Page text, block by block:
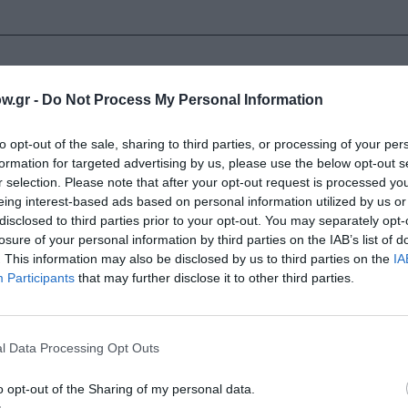
- Do Not Process My Personal Information
opt-out of the sale, sharing to third parties, or processing of your
for targeted advertising by us, please use the below opt-out
selection. Please note that after your opt-out request is processed
interest-based ads based on personal information utilized by us
to third parties prior to your opt-out. You may separately
of your personal information by third parties on the IAB’s list of
This information may also be disclosed by us to third parties on the
Participants that may further disclose it to other third parties.
Data Processing Opt Outs
opt-out of the Sharing of my personal data.
Τοποθεσία:
Μουσική σκηνή "Χίλιες και δύο νύχτες",
Ερμού 104), Ψυρρή, Αθήνα
ΧΙΛΙΕΣ ΚΑΙ ΔΥΟ ΝΥΧΤΕΣ